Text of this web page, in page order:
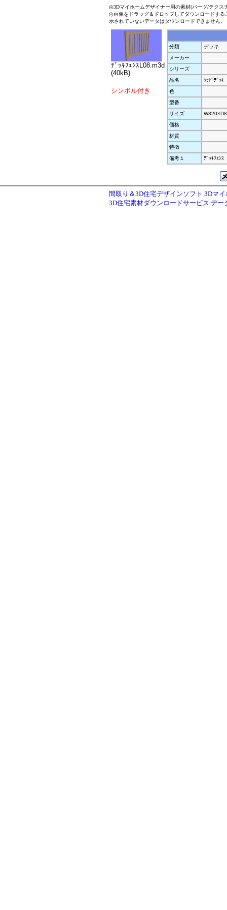
◎3Dマイホームデザイナー用の素材(パーツ/テクス
◎画像をドラッグ＆ドロップしてダウンロードす
示されていないデータはダウンロードできません。
ﾃﾞｯｷﾌｪﾝｽL08.m3d
(40kB)
シンボル付き
分類
デッキ
メーカー
シリーズ
品名
ｳｯﾄﾞﾃﾞｯｷ
色
型番
サイズ
価格
材質
特徴
備考１
ﾃﾞｯｷﾌｪﾝｽ
間取り＆3D住宅デザインソフト 3Dマ
3D住宅素材ダウンロードサービス デー